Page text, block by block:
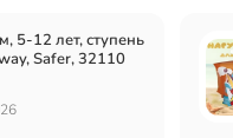
5-12 лет, ступень
Safer, 32110